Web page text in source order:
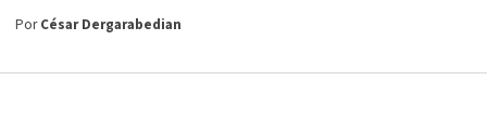
PorCésar Dergarabedian